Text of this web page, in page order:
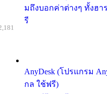
มถึงบอกค่าต่างๆ ทั้งฮา
รี
AnyDesk (โปรแกรม
กล ใช้ฟรี)